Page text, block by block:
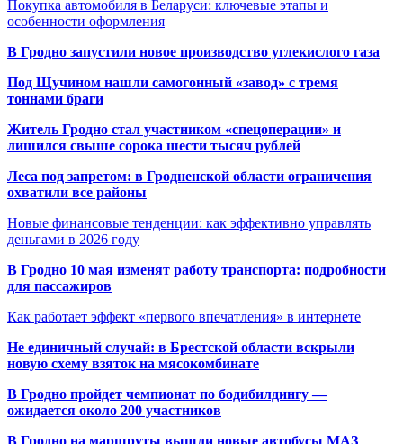
Покупка автомобиля в Беларуси: ключевые этапы и
особенности оформления
В Гродно запустили новое производство углекислого газа
Под Щучином нашли самогонный «завод» с тремя
тоннами браги
Житель Гродно стал участником «спецоперации» и
лишился свыше сорока шести тысяч рублей
Леса под запретом: в Гродненской области ограничения
охватили все районы
Новые финансовые тенденции: как эффективно управлять
деньгами в 2026 году
В Гродно 10 мая изменят работу транспорта: подробности
для пассажиров
Как работает эффект «первого впечатления» в интернете
Не единичный случай: в Брестской области вскрыли
новую схему взяток на мясокомбинате
В Гродно пройдет чемпионат по бодибилдингу —
ожидается около 200 участников
В Гродно на маршруты вышли новые автобусы МАЗ